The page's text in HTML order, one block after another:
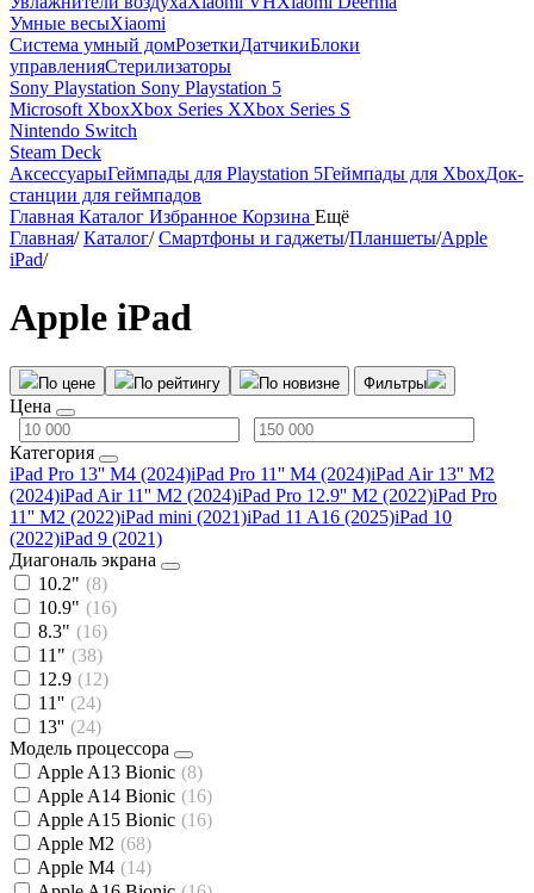
Умные весыXiaomi
Система умный домРозеткиДатчикиБлоки
управленияСтерилизаторы
Sony Playstation Sony Playstation 5
Microsoft XboxXbox Series XXbox Series S
Nintendo Switch
Steam Deck
АксессуарыГеймпады для Playstation 5Геймпады для XboxДок-
станции для геймпадов
Главная Каталог Избранное Корзина Ещё
Главная/ Каталог/ Смартфоны и гаджеты/Планшеты/Apple
iPad/
Apple iPad
По цене По рейтингу По новизне Фильтры
Цена
Категория
iPad Pro 13'' M4 (2024)iPad Pro 11'' M4 (2024)iPad Air 13'' M2
(2024)iPad Air 11'' M2 (2024)iPad Pro 12.9'' М2 (2022)iPad Pro
11'' М2 (2022)iPad mini (2021)iPad 11 A16 (2025)iPad 10
(2022)iPad 9 (2021)
Диагональ экрана
10.2" (8)
10.9" (16)
8.3" (16)
11" (38)
12.9 (12)
11'' (24)
13'' (24)
Модель процессора
Apple A13 Bionic (8)
Apple A14 Bionic (16)
Apple A15 Bionic (16)
Apple M2 (68)
Apple M4 (14)